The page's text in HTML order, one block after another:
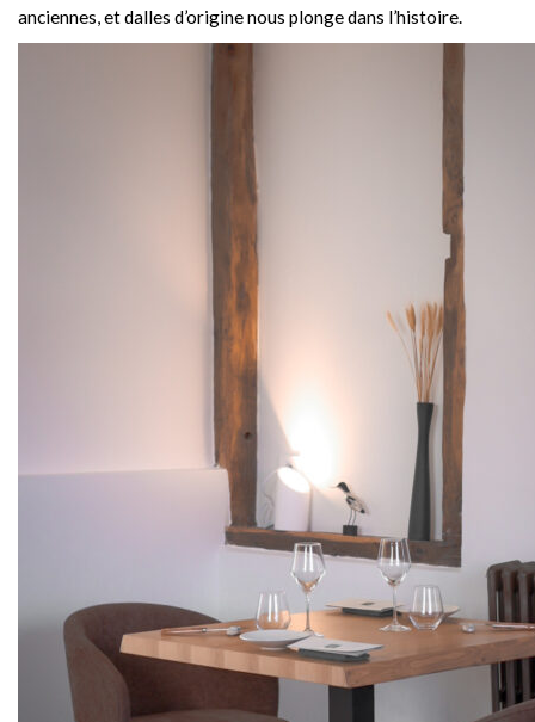
anciennes, et dalles d’origine nous plonge dans l’histoire.